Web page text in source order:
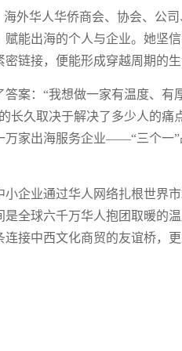
外华人华侨商会、协会、公
能出海的个人与企业。她坚
链接，便能形成穿越周期的生
案：“我想做一家有温度、有
长久取决于解决了多少人的痛
万家出海服务企业——“三个一
企业通过华人网络扎根世界
全球六千万华人抱团取暖的
接中西文化商贸的友谊桥，